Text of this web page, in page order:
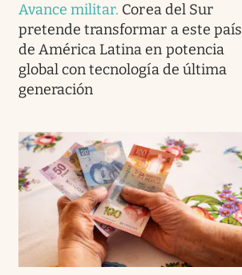
Avance militar. Corea del Sur
pretende transformar a este país
de América Latina en potencia
global con tecnología de última
generación